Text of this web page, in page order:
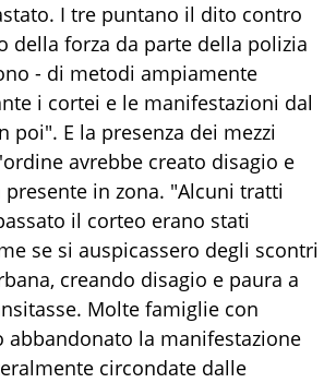
I tre puntano il dito contro
della forza da parte della polizia
- di metodi ampiamente
i cortei e le manifestazioni dal
poi". E la presenza dei mezzi
avrebbe creato disagio e
presente in zona. "Alcuni tratti
il corteo erano stati
se si auspicassero degli scontri
creando disagio e paura a
Molte famiglie con
abbandonato la manifestazione
circondate dalle